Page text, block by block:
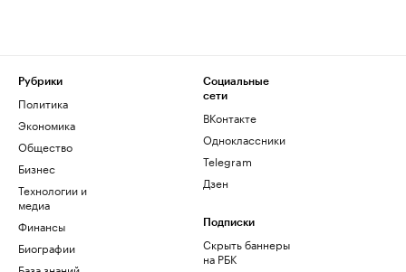
Рубрики
Политика
Экономика
Общество
Бизнес
Технологии и
медиа
Финансы
Биографии
Социальные
сети
ВКонтакте
Одноклассники
Telegram
Дзен
Подписки
Скрыть баннеры
на РБК